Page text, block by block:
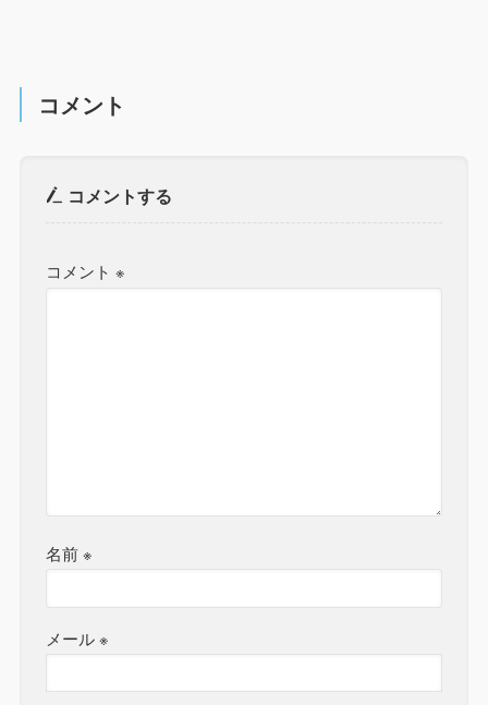
コメント
コメントする
コメント※
名前※
メール※